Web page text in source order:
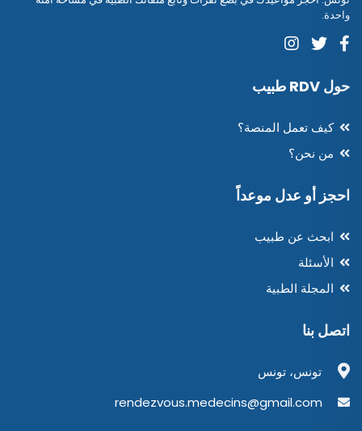
واحدة.
حول RDV طبيب
كيف تعمل المنصة؟
من نحن؟
احجز أو عدل موعداً
ابحث عن طبيب
الأسئلة
المجلة الطبية
اتصل بنا
تونس، تونس